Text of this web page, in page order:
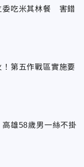
委吃米其林餐 害錯
第五作戰區實施要
雄58歲男一絲不掛